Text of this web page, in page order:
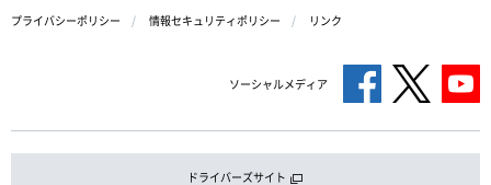
プライバシーポリシー
情報セキュリティポリシー リンク
ソーシャルメディア
ドライバーズサイト